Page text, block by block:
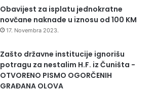
Obavijest za isplatu jednokratne
novčane naknade u iznosu od 100 KM
17. Novembra 2023.
Zašto državne institucije ignorišu
potragu za nestalim H.F. iz Čuništa -
OTVORENO PISMO OGORČENIH
GRAĐANA OLOVA